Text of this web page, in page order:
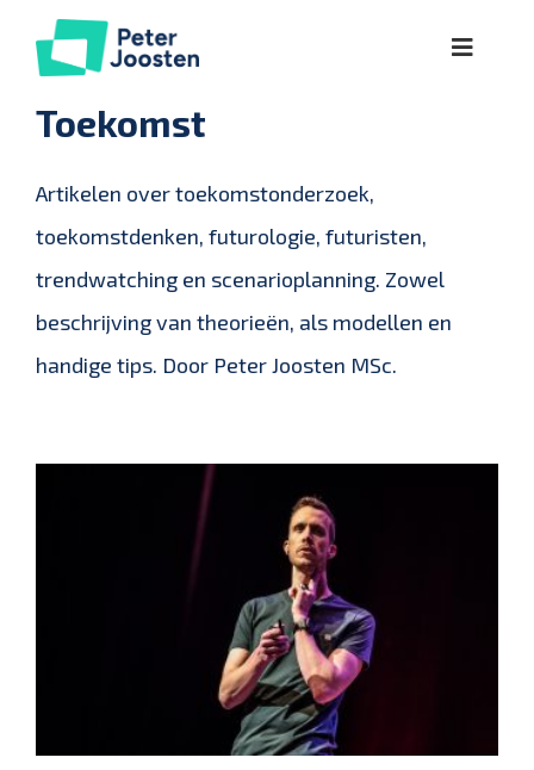
naar
inhoud
Toggle
Lezingen
Workshops
Toekomst
Artikelen over toekomstonderzoek,
toekomstdenken, futurologie, futuristen,
trendwatching en scenarioplanning. Zowel
beschrijving van theorieën, als modellen en
handige tips. Door Peter Joosten MSc.